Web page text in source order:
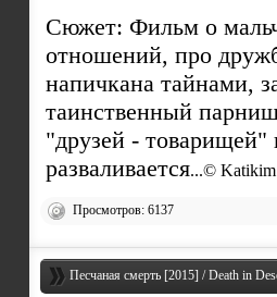
Сюжет: Фильм о
отношений, про
напичкана тайнами,
таинственный
"друзей -
разваливается...©
Просмотров: 6137
Песчаная смерть [2015] / Death in